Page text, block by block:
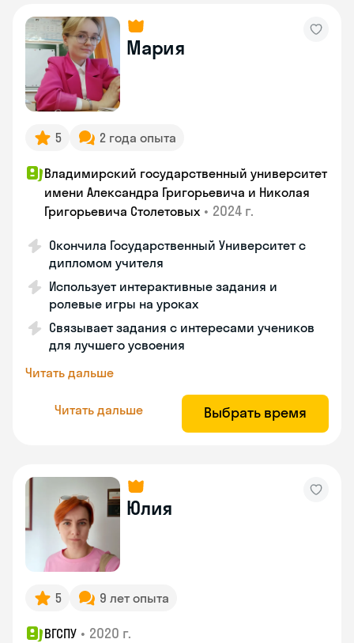
Мария
5 2 года опыта
Владимирский государственный университет
имени Александра Григорьевича и Николая
Григорьевича Столетовых • 2024 г.
Окончила Государственный Университет с
дипломом учителя
Использует интерактивные задания и
ролевые игры на уроках
Связывает задания с интересами учеников
для лучшего усвоения
Читать дальше
Читать дальше Выбрать время
Юлия
5 9 лет опыта
ВГСПУ • 2020 г.